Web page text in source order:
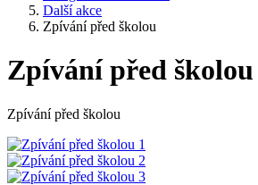
Další akce
Zpívání před školou
Zpívání před školou
Zpívání před školou